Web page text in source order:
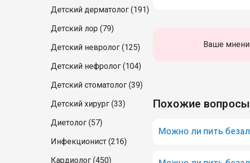
Детский дерматолог (191)
Детский лор (79)
Детский невролог (125)
Детский нефролог (104)
Детский стоматолог (39)
Детский хирург (33)
Диетолог (57)
Инфекционист (216)
Кардиолог (450)
Ваше
Похожие вопросы
Можно ли пить